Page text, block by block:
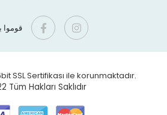
قوموا
SSL Sertifikası ile korunmaktadır.
Tüm Hakları Saklıdır